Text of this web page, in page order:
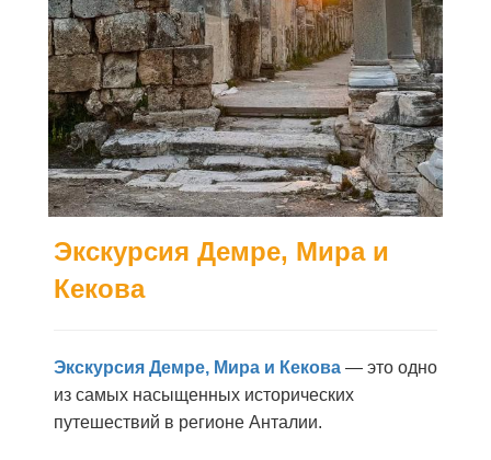
Экскурсия Демре, Мира и
Кекова
Экскурсия Демре, Мира и Кекова — это одно
из самых насыщенных исторических
путешествий в регионе Анталии.